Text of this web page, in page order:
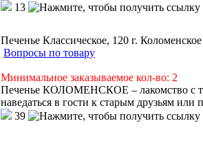
13
Печенье Классическое, 120 г. Коломенское
Вопросы по товару
Минимальное заказываемое кол-во: 2
Печенье КОЛОМЕНСКОЕ – лакомство с
наведаться в гости к старым друзьям или
39